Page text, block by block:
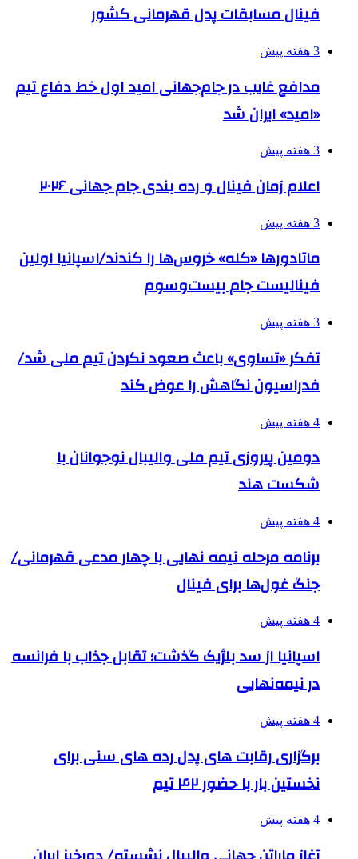
فینال مسابقات پدل قهرمانی کشور
3 هفته پیش
مدافع غایب در جام‌جهانی امید اول خط دفاع تیم
«امید» ایران شد
3 هفته پیش
اعلام زمان فینال و رده بندی جام جهانی ۲۰۲۶
3 هفته پیش
ماتادورها «کله» خروس‌ها را کندند/اسپانیا اولین
فینالیست جام بیست‌وسوم
3 هفته پیش
تفکر «تساوی» باعث صعود نکردن تیم ملی شد/
فدراسیون نگاهش را عوض کند
4 هفته پیش
دومین پیروزی تیم ملی والیبال نوجوانان با
شکست هند
4 هفته پیش
برنامه مرحله نیمه نهایی با چهار مدعی قهرمانی/
جنگ غول‌ها برای فینال
4 هفته پیش
اسپانیا از سد بلژیک گذشت؛ تقابل جذاب با فرانسه
در نیمه‌نهایی
4 هفته پیش
برگزاری رقابت های پدل رده های سنی برای
نخستین بار با حضور ۴۲ تیم
4 هفته پیش